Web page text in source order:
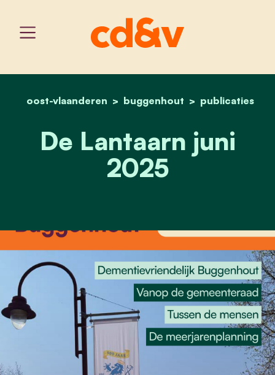
home
oost-vlaanderen buggenhout publicaties
de lantaarn juni 2025
De Lantaarn juni
2025